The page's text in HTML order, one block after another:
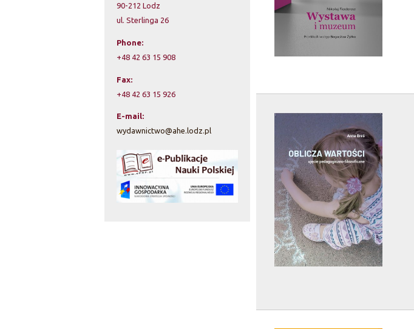
m
90-212 Lodz
ul. Sterlinga 26
Phone:
+48 42 63 15 908
Fax:
+48 42 63 15 926
E-mail:
wydawnictwo@ahe.lodz.pl